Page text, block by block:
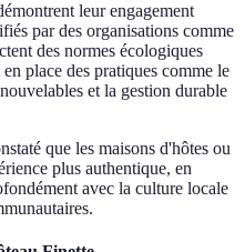
leur engagement
par des organisations comme
des normes écologiques
place des pratiques comme le
et la gestion durable
que les maisons d'hôtes ou
plus authentique, en
avec la culture locale